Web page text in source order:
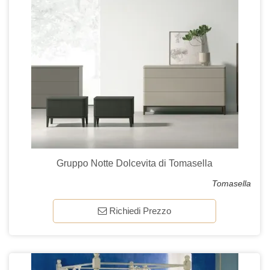
Gruppo Notte Dolcevita di Tomasella
Tomasella
Richiedi Prezzo